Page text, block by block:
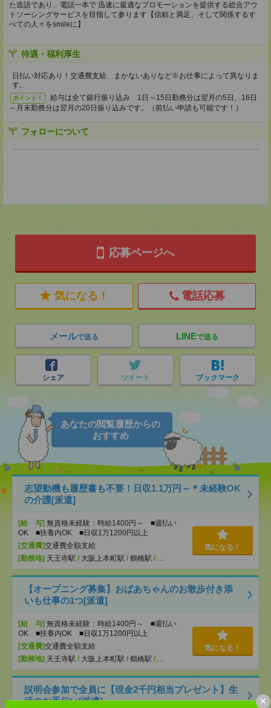
×
た造語であり、電話一本で 迅速に最適なプロモーションを提供する総合アウ
トソーシングサービスを目指して参ります【信頼と満足、そして関係するす
べての人々をsmileに】
待遇・福利厚生
日払い対応あり！交通費支給、まかないありなど※お仕事によって異なりま
す。
ポイント！
給与は全て銀行振り込み 1日～15日勤務分は翌月の5日、16日
～月末勤務分は翌月の20日振り込みです。（前払い申請も可能です！）
フォローについて
応募ページへ
気になる！ 電話応募
メールで送る LINEで送る
シェア ツイート ブックマーク
あなたの閲覧履歴からの
おすすめ
志望動機も履歴書も不要！日収1.1万円～＊未経験OK
の介護[派遣]
[給 与] 無資格未経験：時給1400円～ ■週払い
OK ■扶養内OK ■日収1万1200円以上
[交通費]交通費全額支給
[勤務地] 天王寺駅 / 大阪上本町駅 / 鶴橋駅 / …
気になる！
【オープニング募集】おばあちゃんのお散歩付き添
いも仕事の1つ[派遣]
[給 与] 無資格未経験：時給1400円～ ■週払い
OK ■扶養内OK ■日収1万1200円以上
[交通費]交通費全額支給
[勤務地] 天王寺駅 / 大阪上本町駅 / 鶴橋駅 / …
気になる！
説明会参加で全員に【現金2千円相当プレゼント】生
活のお手伝い[派遣]